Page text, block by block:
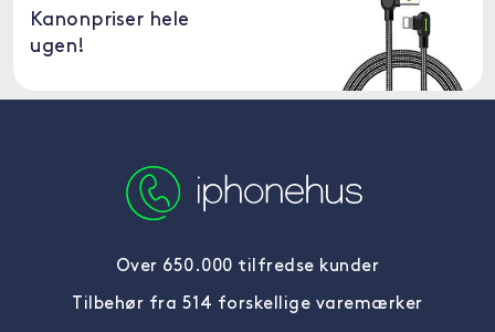
Kanonpriser hele
ugen!
Over 650.000 tilfredse kunder
Tilbehør fra 514 forskellige varemærker